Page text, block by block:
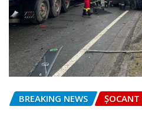
BREAKING NEWS ȘOCANT